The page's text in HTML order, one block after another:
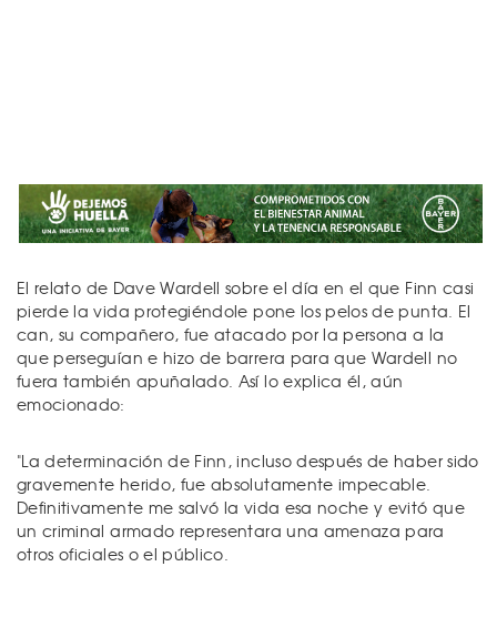
El relato de Dave Wardell sobre el día en el que Finn casi
pierde la vida protegiéndole pone los pelos de punta. El
can, su compañero, fue atacado por la persona a la
que perseguían e hizo de barrera para que Wardell no
fuera también apuñalado. Así lo explica él, aún
emocionado:
"La determinación de Finn, incluso después de haber sido
gravemente herido, fue absolutamente impecable.
Definitivamente me salvó la vida esa noche y evitó que
un criminal armado representara una amenaza para
otros oficiales o el público.